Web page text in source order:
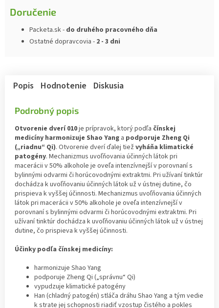
Doručenie
Packeta.sk - do druhého pracovného dňa
Ostatné dopravcovia - 2 - 3 dni
Popis Hodnotenie Diskusia
Podrobný popis
Otvorenie dverí 010je prípravok, ktorý podľa čínskej
medicíny harmonizuje Shao Yang a podporuje Zheng Qi
(„riadnu“ Qi). Otvorenie dverí ďalej tiež vyháňa klimatické
patogény. Mechanizmus uvoľňovania účinných látok pri
macerácii v 50% alkohole je oveľa intenzívnejší v porovnaní s
bylinnými odvarmi či horúcovodnými extraktmi. Pri užívaní tinktúr
dochádza k uvoľňovaniu účinných látok už v ústnej dutine, čo
prispieva k vyššej účinnosti. Mechanizmus uvoľňovania účinných
látok pri macerácii v 50% alkohole je oveľa intenzívnejší v
porovnaní s bylinnými odvarmi či horúcovodnými extraktmi. Pri
užívaní tinktúr dochádza k uvoľňovaniu účinných látok už v ústnej
dutine, čo prispieva k vyššej účinnosti.
Účinky podľa čínskej medicíny:
harmonizuje Shao Yang
podporuje Zheng Qi („správnu“ Qi)
vypudzuje klimatické patogény
Han (chladný patogén) stláča dráhu Shao Yang a tým vedie
k strate jej schopnosti riadiť vzostup čistého a pokles